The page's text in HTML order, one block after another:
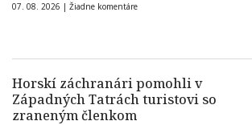
07. 08. 2026 | Žiadne komentáre
Horskí záchranári pomohli v
Západných Tatrách turistovi so
zraneným členkom